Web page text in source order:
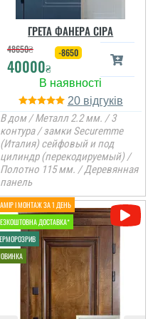
Женя
Вся сім'я задоволена
товстелезні та міцні на
вид двері, покриття яке
нічого ок боїться,
встановили швидко....
ГРЕТА ФАНЕРА СІРА
48650₴
40000₴
-8650
20
В дом / Металл 2.2 мм. / 3
контура / замки Securemme
(Италия) сейфовый и под
цилиндр (перекодируемый) /
Полотно 115 мм. / Деревянная
панель